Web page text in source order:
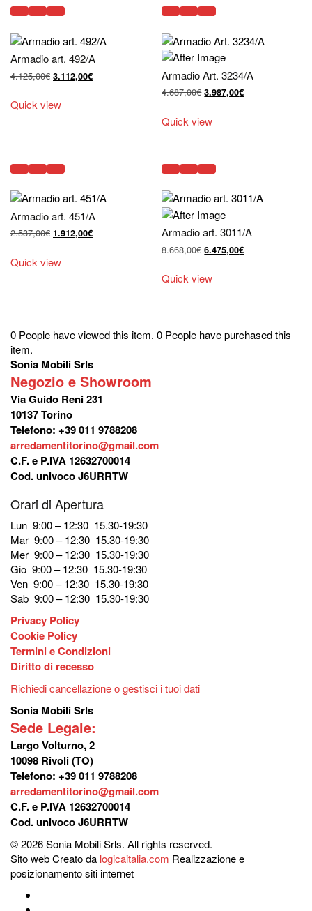
Armadio art. 492/A
4.125,00€ Il
originale
era:
3.112,00€Il
Quick view
Armadio Art. 3234/A
4.687,00€Il
era:
3.987,00€Il
Quick view
Armadio art. 451/A
2.537,00€ Il
era:
1.912,00€Il
Quick view
Armadio art. 3011/A
8.668,00€Il
originale
era:
6.475,00€Il
Quick view
0 People have viewed this item. 0 People have purchased this
item.
Sonia Mobili Srls
Negozio e Showroom
Via Guido Reni 231
10137 Torino
Telefono: +39 011 9788208
arredamentitorino@gmail.com
C.F. e P.IVA 12632700014
Cod. univoco J6URRTW
Orari di Apertura
Lun 9:00 – 12:30 15.30-19:30
Mar 9:00 – 12:30 15.30-19:30
Mer 9:00 – 12:30 15.30-19:30
Gio 9:00 – 12:30 15.30-19:30
Ven 9:00 – 12:30 15.30-19:30
Sab 9:00 – 12:30 15.30-19:30
Privacy Policy
Cookie Policy
Termini e Condizioni
Diritto di recesso
Richiedi cancellazione o gestisci i tuoi dati
Sonia Mobili Srls
Sede Legale:
Largo Volturno, 2
10098 Rivoli (TO)
Telefono: +39 011 9788208
arredamentitorino@gmail.com
C.F. e P.IVA 12632700014
Cod. univoco J6URRTW
© 2026 Sonia Mobili Srls. All rights reserved.
Sito web Creato da logicaitalia.com Realizzazione e
posizionamento siti internet